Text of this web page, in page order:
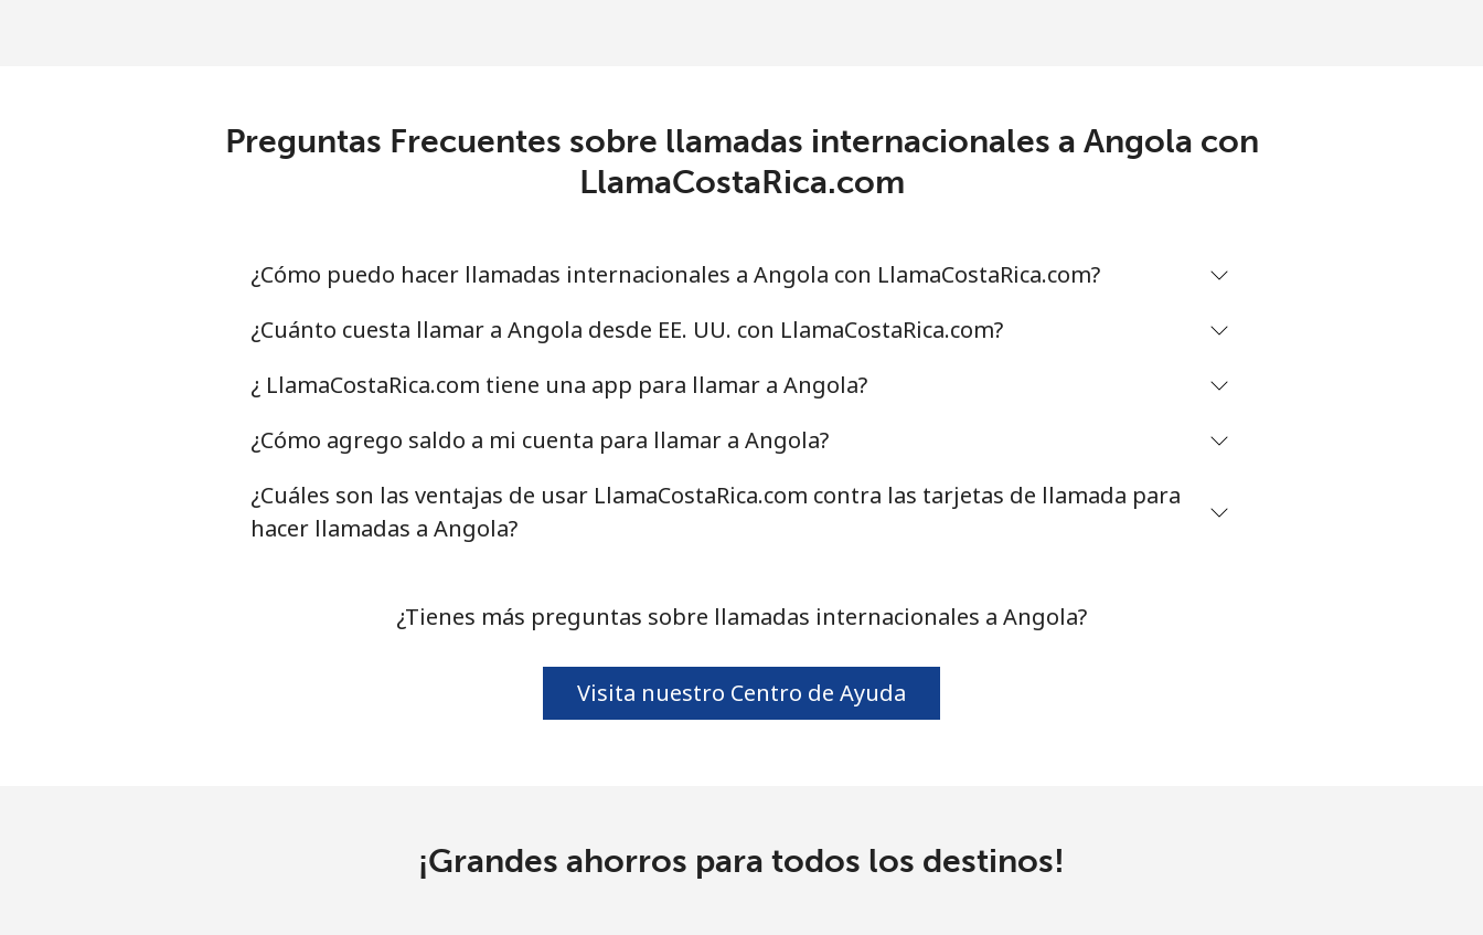
Línea fija ⁦54.9c⁩ 9 min por ⁦$5⁩ -
6 min por ⁦$5⁩
Línea fija ⁦45.9c⁩ 10 min por ⁦$5⁩
Celular ⁦51.5c⁩ 9 min por ⁦$5⁩
Antigua And Barbuda
Línea fija ⁦49.9c⁩ 10 min por ⁦$5⁩ -
238 min por ⁦$5⁩
⁦36.9c⁩ 13 min por ⁦$5⁩
Preguntas Frecuentes sobre llamadas internacionales a Angola con
LlamaCostaRica.com
¿Cómo puedo hacer llamadas internacionales a Angola con LlamaCostaRica.com?
¿Cuánto cuesta llamar a Angola desde EE. UU. con LlamaCostaRica.com?
¿ LlamaCostaRica.com tiene una app para llamar a Angola?
¿Cómo agrego saldo a mi cuenta para llamar a Angola?
¿Cuáles son las ventajas de usar LlamaCostaRica.com contra las tarjetas de llamada para
hacer llamadas a Angola?
¿Tienes más preguntas sobre llamadas internacionales a Angola?
Visita nuestro Centro de Ayuda
¡Grandes ahorros para todos los destinos!